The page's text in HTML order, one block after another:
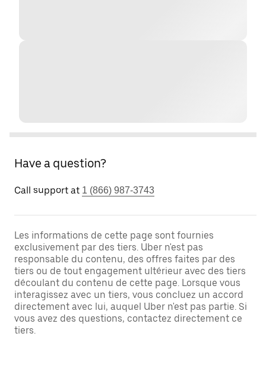
Have a question?
Call support at 1 (866) 987-3743
Les informations de cette page sont fournies
exclusivement par des tiers. Uber n'est pas
responsable du contenu, des offres faites par des
tiers ou de tout engagement ultérieur avec des tiers
découlant du contenu de cette page. Lorsque vous
interagissez avec un tiers, vous concluez un accord
directement avec lui, auquel Uber n'est pas partie. Si
vous avez des questions, contactez directement ce
tiers.